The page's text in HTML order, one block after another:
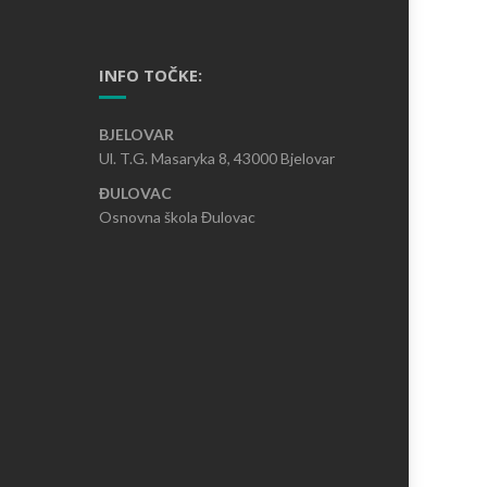
INFO TOČKE:
BJELOVAR
Ul. T.G. Masaryka 8, 43000 Bjelovar
ĐULOVAC
Osnovna škola Đulovac